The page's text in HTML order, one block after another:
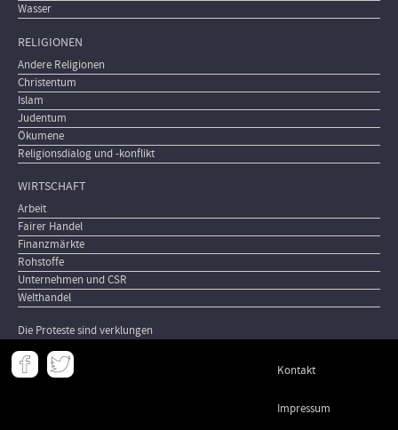
Wasser
RELIGIONEN
Andere Religionen
Christentum
Islam
Judentum
Ökumene
Religionsdialog und -konflikt
WIRTSCHAFT
Arbeit
Fairer Handel
Finanzmärkte
Rohstoffe
Unternehmen und CSR
Welthandel
Die Proteste sind verklungen
Meta
- Kontakt
Impressum